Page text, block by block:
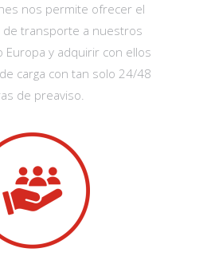
nos permite ofrecer el
de transporte a nuestros
Europa y adquirir con ellos
carga con tan solo 24/48
de preaviso.